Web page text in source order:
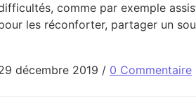
comme par exemple
les réconforter, partager un
décembre 2019 / 0 Commentaire